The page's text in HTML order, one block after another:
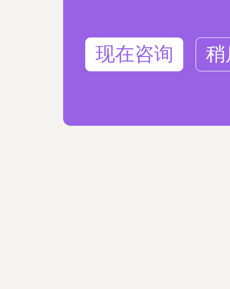
现在咨询 稍